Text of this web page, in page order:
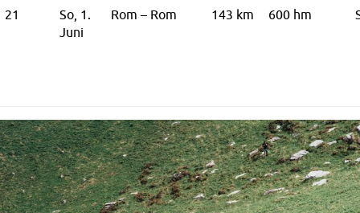
21
So, 1.
Juni
Rom – Rom 143 km 600 hm